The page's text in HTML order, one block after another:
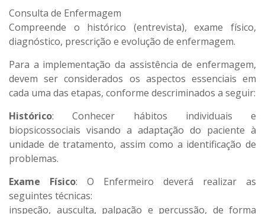
Consulta de Enfermagem
Compreende o histórico (entrevista), exame físico,
diagnóstico, prescrição e evolução de enfermagem.
Para a implementação da assistência de enfermagem,
devem ser considerados os aspectos essenciais em
cada uma das etapas, conforme descriminados a seguir:
Histórico: Conhecer hábitos individuais e
biopsicossociais visando a adaptação do paciente à
unidade de tratamento, assim como a identificação de
problemas.
Exame Físico: O Enfermeiro deverá realizar as
seguintes técnicas:
inspeção, ausculta, palpação e percussão, de forma